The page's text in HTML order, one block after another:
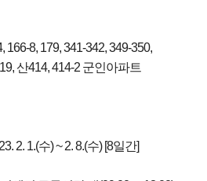
166-8, 179, 341-342, 349-350,
산414, 414-2 군인아파트
2. 1.(수) ~ 2. 8.(수) [8일간]